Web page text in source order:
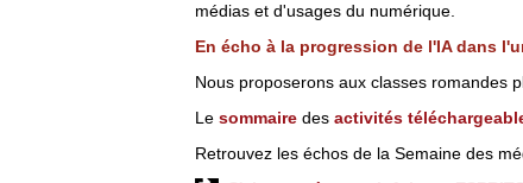
médias et d'usages du numérique.
En écho à la progression de l'IA dans
Nous proposerons aux classes romandes
Le sommairedes activités
Retrouvez les échos de la Semaine des